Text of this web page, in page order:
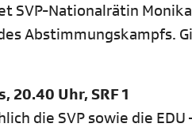
SVP-Nationalrätin
Abstimmungskampfs.
Uhr, SRF 1
die SVP sowie die